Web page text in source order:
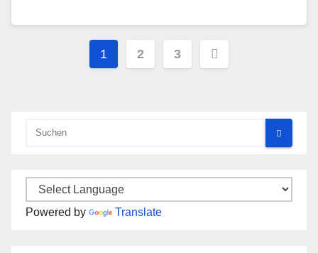
Seitennummerierung
1 2 3
Powered by Translate